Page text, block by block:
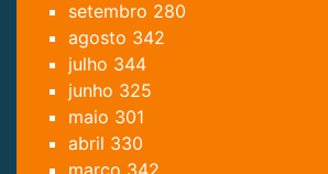
setembro 280
agosto 342
julho 344
junho 325
maio 301
abril 330